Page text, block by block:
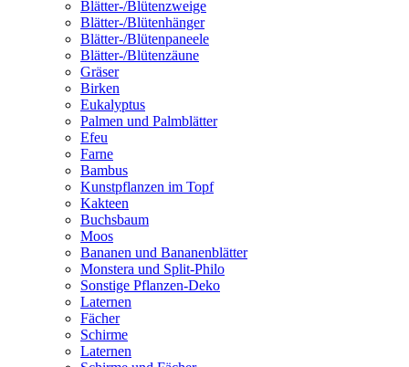
Blätter-/Blütenzweige
Blätter-/Blütenhänger
Blätter-/Blütenpaneele
Blätter-/Blütenzäune
Gräser
Birken
Eukalyptus
Palmen und Palmblätter
Efeu
Farne
Bambus
Kunstpflanzen im Topf
Kakteen
Buchsbaum
Moos
Bananen und Bananenblätter
Monstera und Split-Philo
Sonstige Pflanzen-Deko
Laternen
Fächer
Schirme
Laternen